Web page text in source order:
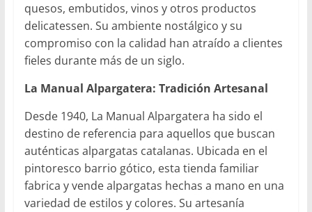
quesos, embutidos, vinos y otros productos
delicatessen. Su ambiente nostálgico y su
compromiso con la calidad han atraído a clientes
fieles durante más de un siglo.
La Manual Alpargatera: Tradición Artesanal
Desde 1940, La Manual Alpargatera ha sido el
destino de referencia para aquellos que buscan
auténticas alpargatas catalanas. Ubicada en el
pintoresco barrio gótico, esta tienda familiar
fabrica y vende alpargatas hechas a mano en una
variedad de estilos y colores. Su artesanía